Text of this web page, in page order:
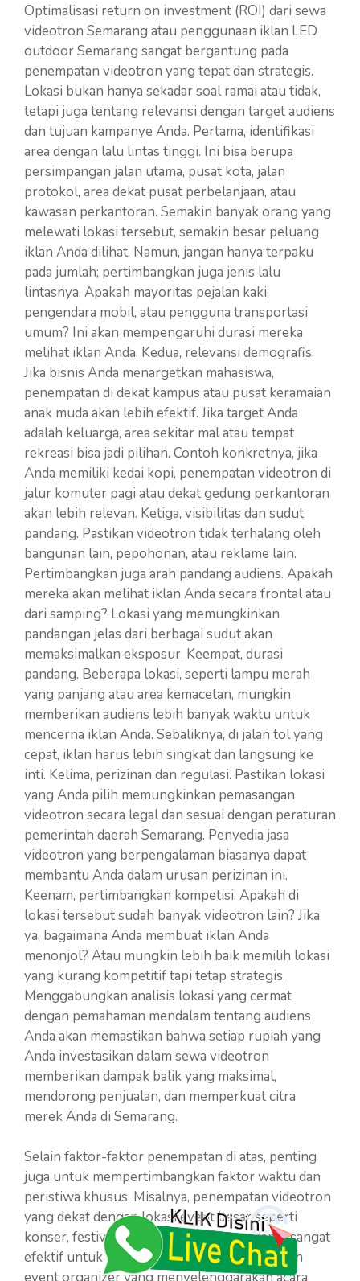
Optimalisasi return on investment (ROI) dari sewa
videotron Semarang atau penggunaan iklan LED
outdoor Semarang sangat bergantung pada
penempatan videotron yang tepat dan strategis.
Lokasi bukan hanya sekadar soal ramai atau tidak,
tetapi juga tentang relevansi dengan target audiens
dan tujuan kampanye Anda. Pertama, identifikasi
area dengan lalu lintas tinggi. Ini bisa berupa
persimpangan jalan utama, pusat kota, jalan
protokol, area dekat pusat perbelanjaan, atau
kawasan perkantoran. Semakin banyak orang yang
melewati lokasi tersebut, semakin besar peluang
iklan Anda dilihat. Namun, jangan hanya terpaku
pada jumlah; pertimbangkan juga jenis lalu
lintasnya. Apakah mayoritas pejalan kaki,
pengendara mobil, atau pengguna transportasi
umum? Ini akan mempengaruhi durasi mereka
melihat iklan Anda. Kedua, relevansi demografis.
Jika bisnis Anda menargetkan mahasiswa,
penempatan di dekat kampus atau pusat keramaian
anak muda akan lebih efektif. Jika target Anda
adalah keluarga, area sekitar mal atau tempat
rekreasi bisa jadi pilihan. Contoh konkretnya, jika
Anda memiliki kedai kopi, penempatan videotron di
jalur komuter pagi atau dekat gedung perkantoran
akan lebih relevan. Ketiga, visibilitas dan sudut
pandang. Pastikan videotron tidak terhalang oleh
bangunan lain, pepohonan, atau reklame lain.
Pertimbangkan juga arah pandang audiens. Apakah
mereka akan melihat iklan Anda secara frontal atau
dari samping? Lokasi yang memungkinkan
pandangan jelas dari berbagai sudut akan
memaksimalkan eksposur. Keempat, durasi
pandang. Beberapa lokasi, seperti lampu merah
yang panjang atau area kemacetan, mungkin
memberikan audiens lebih banyak waktu untuk
mencerna iklan Anda. Sebaliknya, di jalan tol yang
cepat, iklan harus lebih singkat dan langsung ke
inti. Kelima, perizinan dan regulasi. Pastikan lokasi
yang Anda pilih memungkinkan pemasangan
videotron secara legal dan sesuai dengan peraturan
pemerintah daerah Semarang. Penyedia jasa
videotron yang berpengalaman biasanya dapat
membantu Anda dalam urusan perizinan ini.
Keenam, pertimbangkan kompetisi. Apakah di
lokasi tersebut sudah banyak videotron lain? Jika
ya, bagaimana Anda membuat iklan Anda
menonjol? Atau mungkin lebih baik memilih lokasi
yang kurang kompetitif tapi tetap strategis.
Menggabungkan analisis lokasi yang cermat
dengan pemahaman mendalam tentang audiens
Anda akan memastikan bahwa setiap rupiah yang
Anda investasikan dalam sewa videotron
memberikan dampak balik yang maksimal,
mendorong penjualan, dan memperkuat citra
merek Anda di Semarang.
Selain faktor-faktor penempatan di atas, penting
juga untuk mempertimbangkan faktor waktu dan
peristiwa khusus. Misalnya, penempatan videotron
yang dekat dengan lokasi event besar seperti
konser, festival kuliner, atau pameran dapat sangat
efektif untuk promosi terkait. Jika Anda adalah